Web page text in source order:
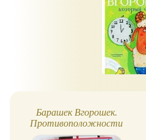
Барашек Вгорошек.
Противоположности